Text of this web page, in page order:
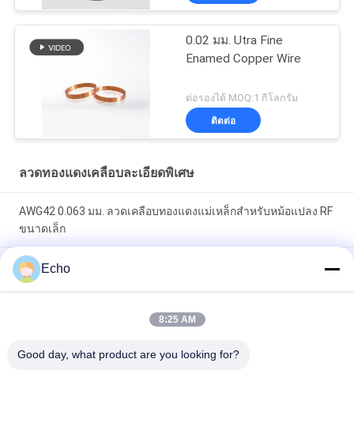
0.02 มม. Utra Fine
Enamed Copper Wire
ต่อรองได้ MOQ:1 กิโลกรัม
ติดต่อ
ลวดทองแดงเคลือบละเอียดพิเศษ
AWG42 0.063 มม. ลวดเคลือบทองแดงแม่เหล็กสำหรับหม้อแปลง RF
ขนาดเล็ก
โพลียูรีเทน 0.06 มม. 155 ° C / 180 ° C ลวดทองแดงกลมเคลือบ
สำหรับทองแดงที่มีความบริสุทธิ์สูงฉนวนแข็ง
ลวดแม่เหล็กทองแดงเคลือบ 0.032 มม. สำหรับเซ็นเซอร์กระแส
Echo
8:25 AM
Good day, what product are you looking for?